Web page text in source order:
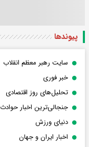
پیوندها
سایت رهبر معظم انقلاب
خبر فوری
تحلیل‌های روز اقتصادی
جنجالی‌ترین اخبار حوادث
دنیای ورزش
اخبار ایران و جهان